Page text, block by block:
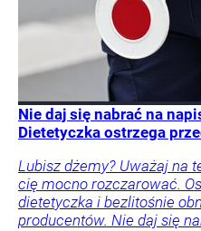
Nie daj się nabrać na
Dietetyczka ostrzega
Lubisz dżemy? Uważaj na
cię mocno rozczarować.
dietetyczka i bezlitośnie
producentów. Nie daj się